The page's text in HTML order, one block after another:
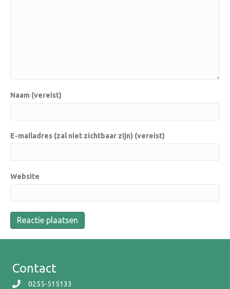
Naam (vereist)
E-mailadres (zal niet zichtbaar zijn) (vereist)
Website
Contact
0255-515133